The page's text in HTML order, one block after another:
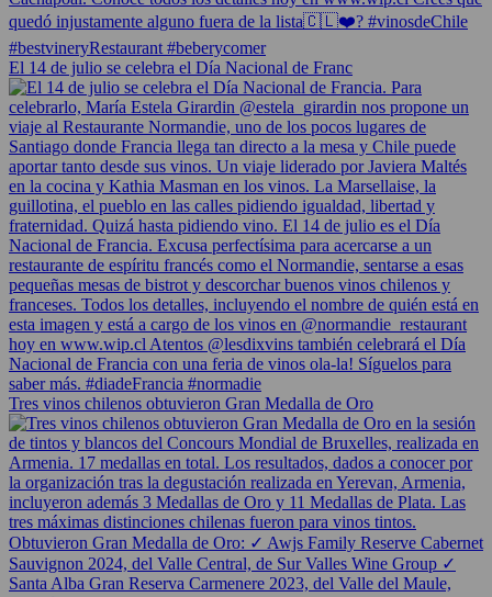
El 14 de julio se celebra el Día Nacional de Franc
Tres vinos chilenos obtuvieron Gran Medalla de Oro